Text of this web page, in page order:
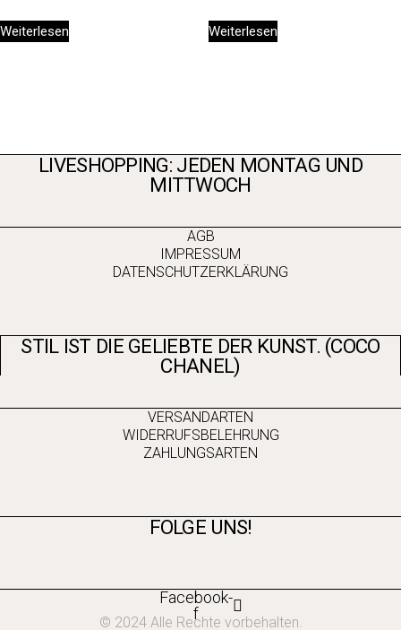
Weiterlesen Weiterlesen
LIVESHOPPING: JEDEN MONTAG UND
MITTWOCH
AGB
IMPRESSUM
DATENSCHUTZERKLÄRUNG
STIL IST DIE GELIEBTE DER KUNST. (COCO
CHANEL)
VERSANDARTEN
WIDERRUFSBELEHRUNG
ZAHLUNGSARTEN
FOLGE UNS!
Facebook-
f
© 2024 Alle Rechte vorbehalten.